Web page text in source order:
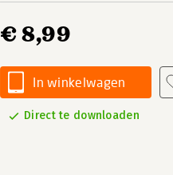
€ 8,99
In winkelwagen
Direct te downloaden